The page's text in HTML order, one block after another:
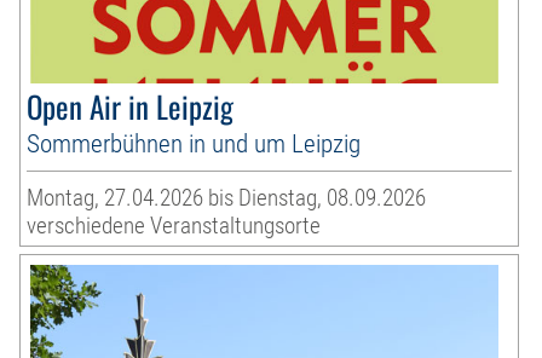
Open Air in Leipzig
Sommerbühnen in und um Leipzig
Montag, 27.04.2026 bis Dienstag, 08.09.2026
verschiedene Veranstaltungsorte